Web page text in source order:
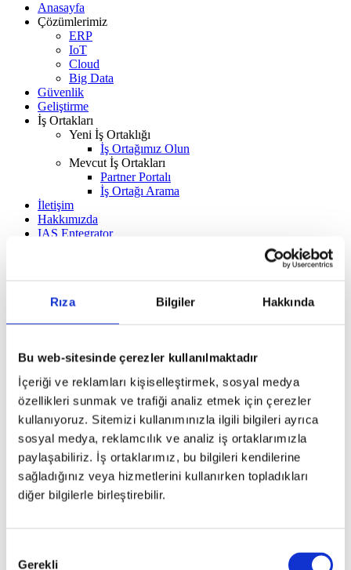
Rıza Bilgiler Hakkında
Bu web-sitesinde çerezler kullanılmaktadır
İçeriği ve reklamları kişiselleştirmek, sosyal medya
özellikleri sunmak ve trafiği analiz etmek için çerezler
kullanıyoruz. Sitemizi kullanımınızla ilgili bilgileri ayrıca
sosyal medya, reklamcılık ve analiz iş ortaklarımızla
paylaşabiliriz. İş ortaklarımız, bu bilgileri kendilerine
sağladığınız veya hizmetlerini kullanırken topladıkları
diğer bilgilerle birleştirebilir.
Gerekli
Anasayfa
Çözümlerimiz
ERP
IoT
Cloud
Big Data
Güvenlik
Geliştirme
İş Ortakları
Yeni İş Ortaklığı
İş Ortağımız Olun
Mevcut İş Ortakları
Partner Portalı
İş Ortağı Arama
İletişim
Hakkımızda
IAS Entegrator
Anasayfa
Çözümlerimiz
ERP
IoT
Cloud
Big Data
Güvenlik
Geliştirme
İş Ortakları
Yeni İş Ortaklığı
İş Ortağımız Olun
İletişim